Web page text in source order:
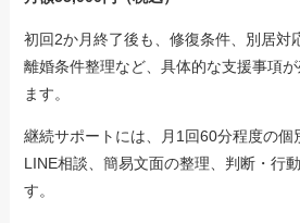
初回2か月終了後も、修復条件、別居対
離婚条件整理など、具体的な支援事項
ます。
継続サポートには、月1回60分程度の個
LINE相談、簡易文面の整理、判断・行
す。